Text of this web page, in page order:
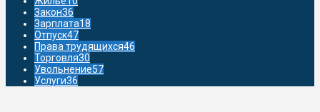
Закон36
Зарплата18
Отпуск47
Права трудящихся46
Торговля30
Увольнение57
Услуги36